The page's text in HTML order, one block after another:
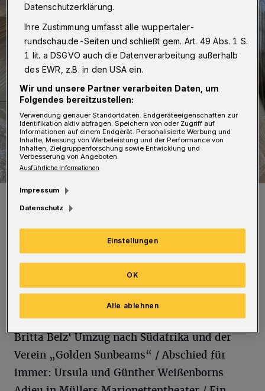
Das Magazin ist im Anflug ...
Foto: Wuppertaler Rundschau
Vier davon: Kunst für die Wand – Cintia
Barroso Alexander zeigt außergewöhnliche
Fotografie-Großformate / Hilfe für Kinder:
Britta Belz‘ Umzug nach Südafrika und der
Verein „Golden Sunbeams“ / Abschied für
immer: Ursula und Günther Weißenborns
Datenschutzerklärung.
Ihre Zustimmung umfasst alle wuppertaler-
rundschau.de-Seiten und schließt gem. Art. 49 Abs. 1 S.
1 lit. a DSGVO auch die Datenverarbeitung außerhalb
des EWR, z.B. in den USA ein.
Wir und unsere Partner verarbeiten Daten, um
Folgendes bereitzustellen:
Verwendung genauer Standortdaten. Endgeräteeigenschaften zur
Identifikation aktiv abfragen. Speichern von oder Zugriff auf
Informationen auf einem Endgerät. Personalisierte Werbung und
Inhalte, Messung von Werbeleistung und der Performance von
Inhalten, Zielgruppenforschung sowie Entwicklung und
Verbesserung von Angeboten.
Ausführliche Informationen
Impressum
Datenschutz
Einstellungen
Alle ablehnen
OK